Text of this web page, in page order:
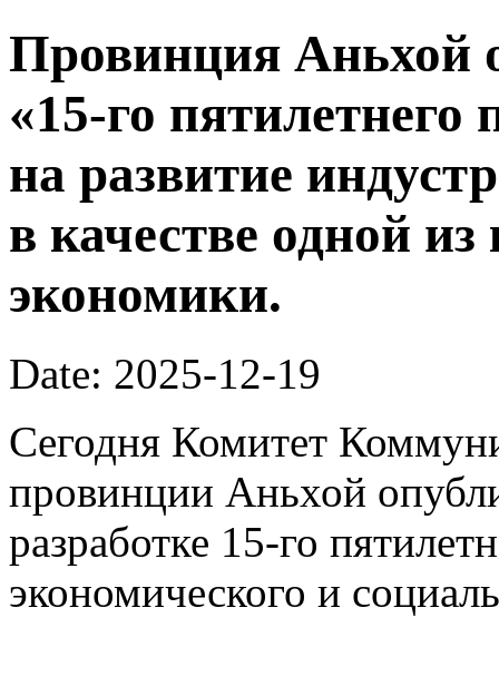
Провинция Аньхой
«15-го
на развитие
в качестве одной
экономики.
Date: 2025-12-19
Сегодня Комитет
провинции Аньхой
разработке 15-го
экономического и